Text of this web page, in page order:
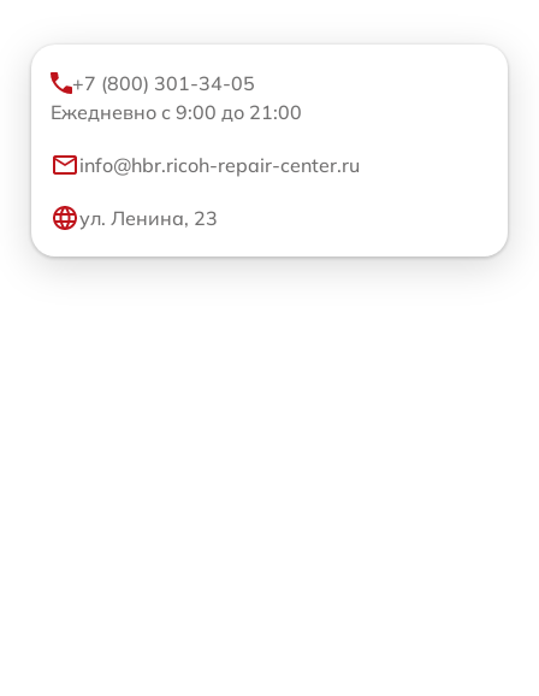
+7 (800) 301-34-05
Ежедневно с 9:00 до 21:00
info@hbr.ricoh-repair-center.ru
ул. Ленина, 23